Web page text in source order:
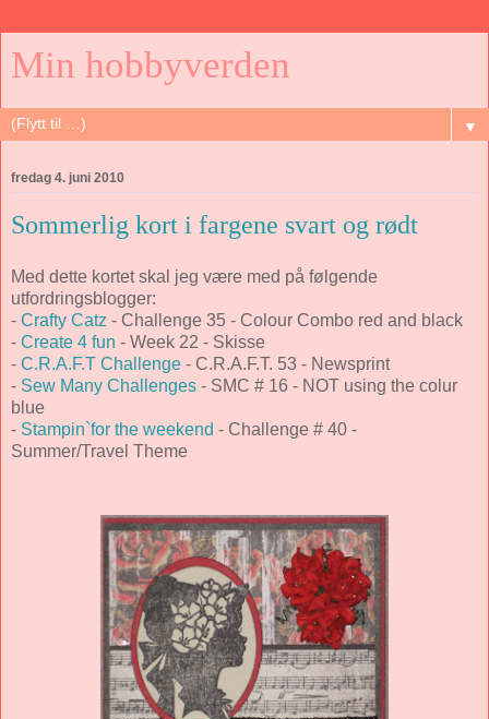
Min hobbyverden
▼
fredag 4. juni 2010
Sommerlig kort i fargene svart og rødt
Med dette kortet skal jeg være med på følgende
utfordringsblogger:
- Crafty Catz - Challenge 35 - Colour Combo red and black
- Create 4 fun - Week 22 - Skisse
- C.R.A.F.T Challenge - C.R.A.F.T. 53 - Newsprint
- Sew Many Challenges - SMC # 16 - NOT using the colur
blue
- Stampin`for the weekend - Challenge # 40 -
Summer/Travel Theme